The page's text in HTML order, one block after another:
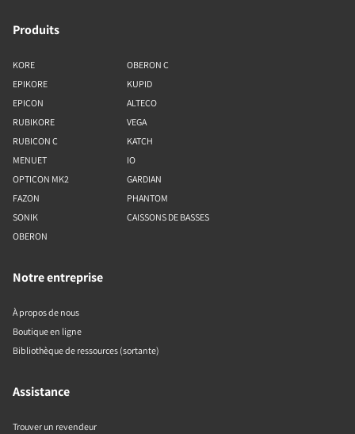
Produits
KORE
EPIKORE
EPICON
RUBIKORE
RUBICON C
MENUET
OPTICON MK2
FAZON
SONIK
OBERON
OBERON C
KUPID
ALTECO
VEGA
KATCH
IO
GARDIAN
PHANTOM
CAISSONS DE BASSES
Notre entreprise
À propos de nous
Boutique en ligne
Bibliothèque de ressources (sortante)
Assistance
Trouver un revendeur